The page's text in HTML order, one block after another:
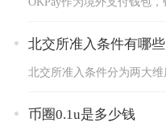
北交所准入条件有哪些
币圈0.1u是多少钱